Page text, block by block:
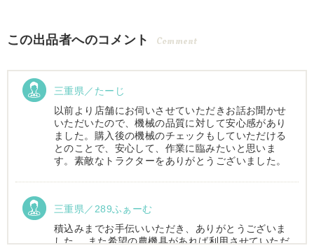
この出品者へのコメント Comment
三重県／たーじ
以前より店舗にお伺いさせていただきお話お聞かせ
いただいたので、機械の品質に対して安心感があり
ました。購入後の機械のチェックもしていただける
とのことで、安心して、作業に臨みたいと思いま
す。素敵なトラクターをありがとうございました。
三重県／289ふぁーむ
積込みまでお手伝いいただき、ありがとうございま
した。 また希望の農機具があれば利用させていただ